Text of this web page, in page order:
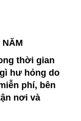
NĂM
thời gian
hư hỏng do
phí, bên
nơi và